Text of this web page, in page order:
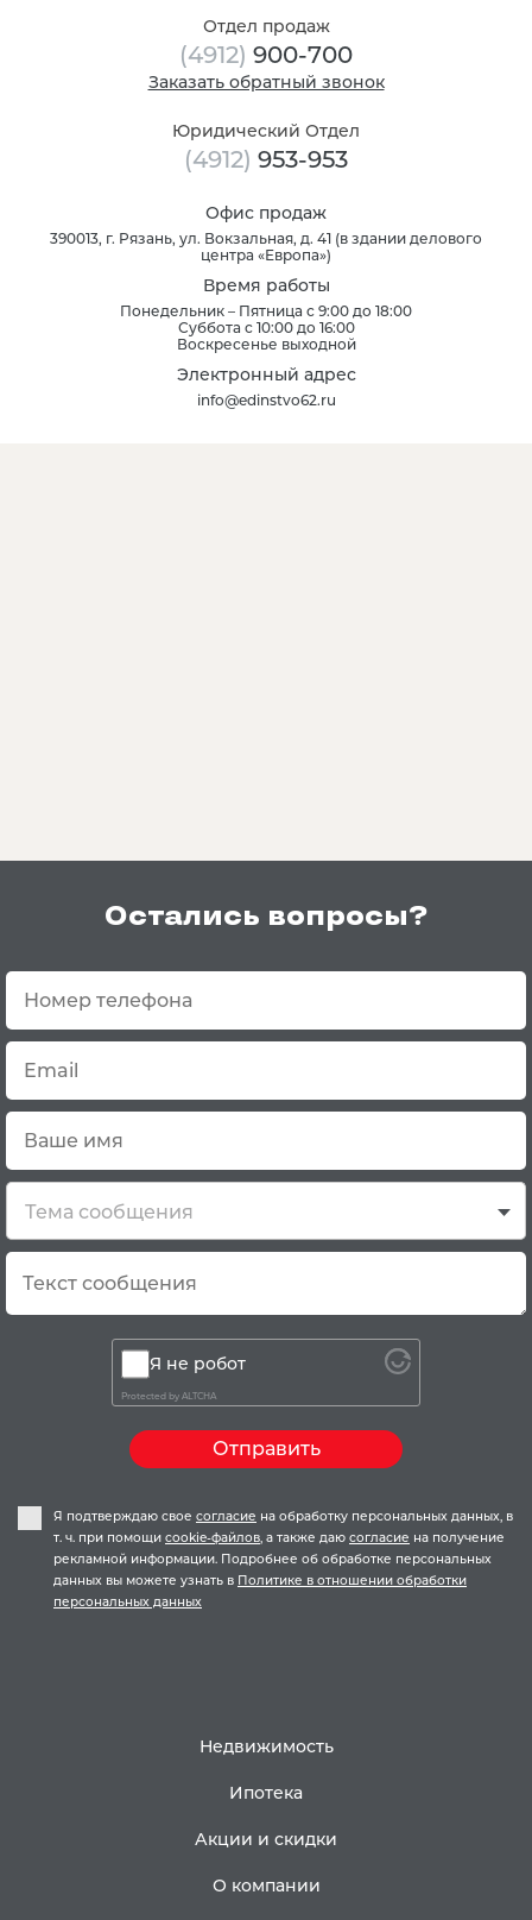
Отдел продаж
(4912) 900-700
Заказать обратный звонок
Юридический Отдел
(4912) 953-953
Офис продаж
390013, г. Рязань, ул. Вокзальная, д. 41 (в здании делового
центра «Европа»)
Время работы
Понедельник – Пятница с 9:00 до 18:00
Суббота с 10:00 до 16:00
Воскресенье выходной
Электронный адрес
info@edinstvo62.ru
Остались вопросы?
Тема сообщения
Я не робот
Protected by ALTCHA
Отправить
Я подтверждаю свое согласие на обработку персональных данных, в
т. ч. при помощи cookie-файлов, а также даю согласие на получение
рекламной информации. Подробнее об обработке персональных
данных вы можете узнать в Политике в отношении обработки
персональных данных
Недвижимость
Ипотека
Акции и скидки
О компании